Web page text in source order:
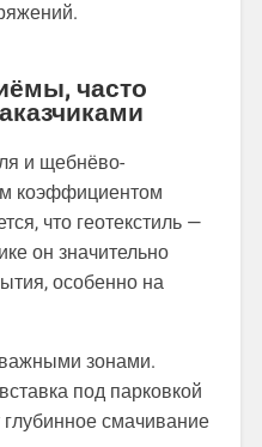
часто
и щебнёво-
коэффициентом
что геотекстиль —
он значительно
особенно на
зонами.
под парковкой
смачивание